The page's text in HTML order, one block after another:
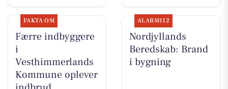
FAKTA OM
Færre indbyggere
i
Vesthimmerlands
Kommune oplever
ALARM112
Nordjyllands
Beredskab: Brand
i bygning